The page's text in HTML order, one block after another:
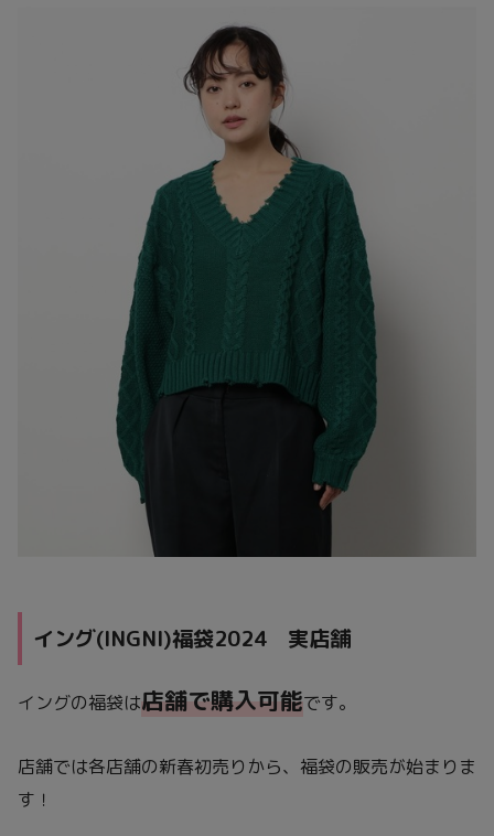
イング(INGNI)福袋2024 実店舗
イングの福袋は店舗で購入可能です。
店舗では各店舗の新春初売りから、福袋の販売が始まりま
す！